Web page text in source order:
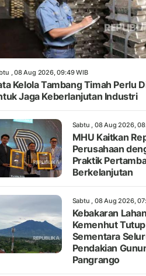
, 08 Aug 2026, 09:49 WIB
Kelola Tambang Timah Perlu
Jaga Keberlanjutan Industri
Sabtu , 08 Aug 2026,
MHU Kaitkan
Perusahaan
Praktik
Berkelanjutan
Sabtu , 08 Aug 2026,
Kebakaran
Kemenhut Tutup
Sementara
Pendakian
Pangrango